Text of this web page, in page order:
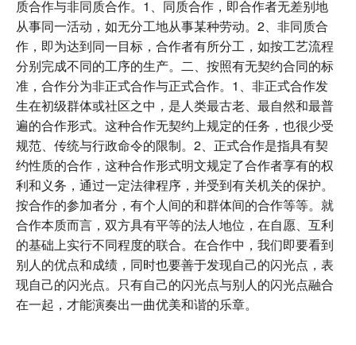
质合作与非同质合作。1、同质合作，即合作者无差别地
从事同一活动，如无分工地从事某种劳动。2、非同质合
作，即为达到同一目标，合作者有所分工，如按工艺流程
分别完成不同的工序的生产。二、按照有无契约合同的标
准，合作分为非正式合作与正式合作。1、非正式合作发
生在初级群体或社区之中，是人类最古老、最自然和最普
遍的合作形式。这种合作无契约上规定的任务，也很少受
规范、传统与行政命令的限制。2、正式合作是指具有契
约性质的合作，这种合作形式明文规定了合作者享有的权
利和义务，通过一定法律程序，并受到有关机关的保护。
按合作的参加者分，有个人间的和群体间的合作等等。就
合作本质而言，双方具有平等的法人地位，在自愿、互利
的基础上实行不同程度的联合。在合作中，我们即要看到
别人的优点和成绩，同时也要善于发现自己的闪光点，表
现自己的闪光点。只有自己的闪光点与别人的闪光点融合
在一起，才能演奏出一曲优美和谐的乐章。